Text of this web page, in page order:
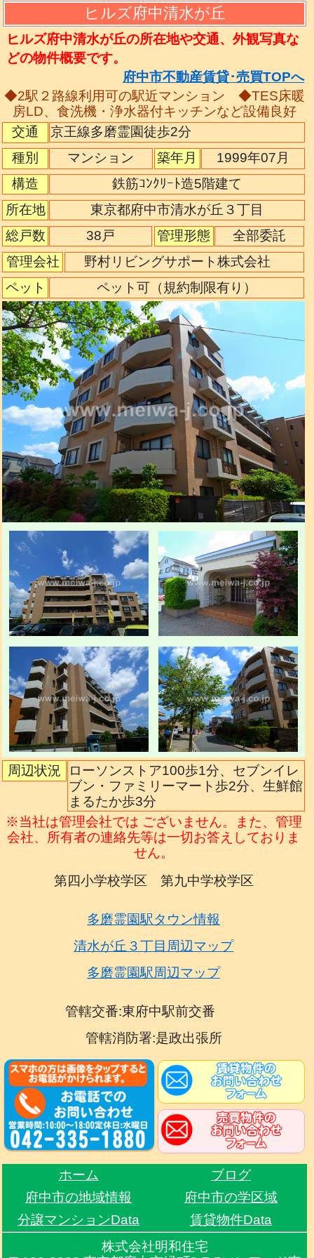
ヒルズ府中清水が丘
ヒルズ府中清水が丘の所在地や交通、外観写真な
どの物件概要です。
府中市不動産賃貸･売買TOPへ
◆2駅２路線利用可の駅近マンション ◆TES床暖
房LD、食洗機・浄水器付キッチンなど設備良好
交通
京王線多磨霊園徒歩2分
種別
マンション 築年月
1999年07月
構造
鉄筋ｺﾝｸﾘｰﾄ造5階建て
所在地
東京都府中市清水が丘３丁目
総戸数
38戸 管理形態
全部委託
管理会社
野村リビングサポート株式会社
ペット
ペット可（規約制限有り）
周辺状況
ローソンストア100歩1分、セブンイレ
ブン・ファミリーマート歩2分、生鮮館
まるたか歩3分
※当社は管理会社では ございません。また、管理
会社、所有者の連絡先等は一切お答えしておりま
せん。
第四小学校学区 第九中学校学区
多磨霊園駅タウン情報
清水が丘３丁目周辺マップ
多磨霊園駅周辺マップ
管轄交番:東府中駅前交番
管轄消防署:是政出張所
ホーム
ブログ
府中市の地域情報
府中市の学区域
分譲マンションData
賃貸物件Data
株式会社明和住宅